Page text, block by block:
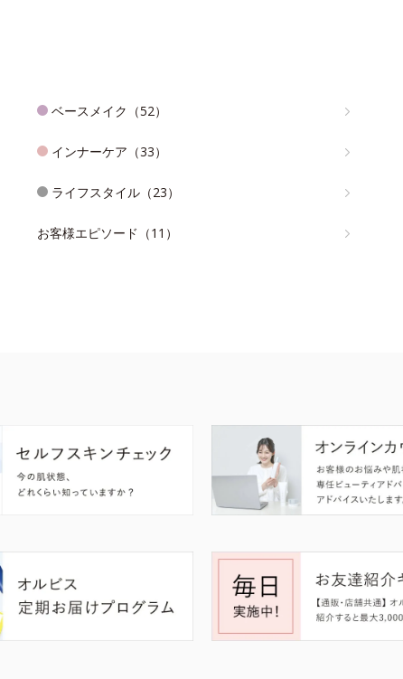
ベースメイク（52）
インナーケア（33）
ライフスタイル（23）
お客様エピソード（11）